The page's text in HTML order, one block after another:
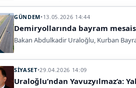
GÜNDEM•13.05.2026 14:44
Demiryollarında bayram
Bakan Abdulkadir Uraloğlu, Kurban
SİYASET•29.04.2026 14:09
Uraloğlu’ndan Yavuzyılmaz’a: